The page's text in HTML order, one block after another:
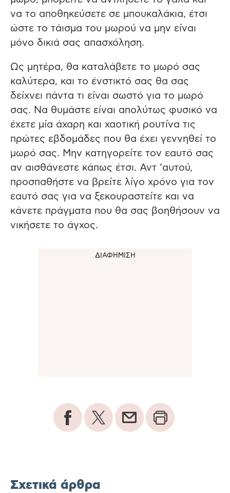
να το αποθηκεύσετε σε μπουκαλάκια, έτσι
ώστε το τάισμα του μωρού να μην είναι
μόνο δικιά σας απασχόληση.
Ως μητέρα, θα καταλάβετε το μωρό σας
καλύτερα, και το ένστικτό σας θα σας
δείχνει πάντα τι είναι σωστό για το μωρό
σας. Να θυμάστε είναι απολύτως φυσικό να
έχετε μία άχαρη και χαοτική ρουτίνα τις
πρώτες εβδομάδες που θα έχει γεννηθεί το
μωρό σας. Μην κατηγορείτε τον εαυτό σας
αν αισθάνεστε κάπως έτσι. Αντ ‘αυτού,
προσπαθήστε να βρείτε λίγο χρόνο για τον
εαυτό σας για να ξεκουραστείτε και να
κάνετε πράγματα που θα σας βοηθήσουν να
νικήσετε το άγχος.
Σχετικά άρθρα